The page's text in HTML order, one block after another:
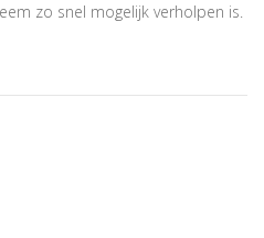
zo snel mogelijk verholpen is.